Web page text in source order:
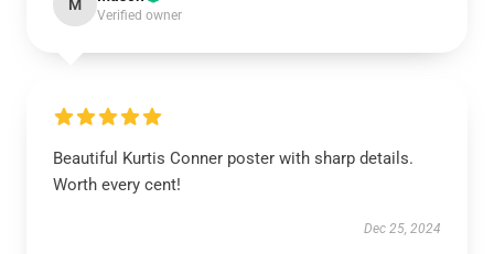
M
Verified owner
Beautiful Kurtis Conner poster with sharp details.
Worth every cent!
Dec 25, 2024